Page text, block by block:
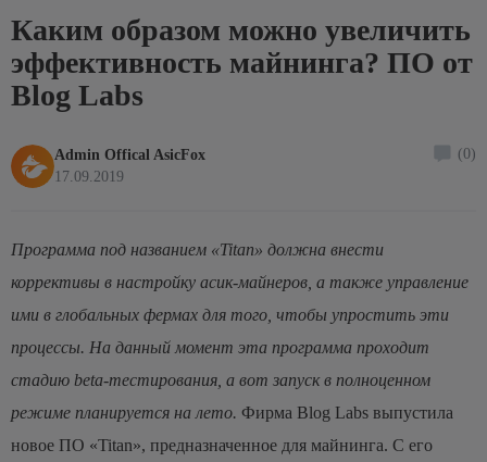
Каким образом можно увеличить
эффективность майнинга? ПО от
Blog Labs
Admin Offical AsicFox
17.09.2019
(0)
Программа под названием «Titan» должна внести
коррективы в настройку асик-майнеров, а также управление
ими в глобальных фермах для того, чтобы упростить эти
процессы. На данный момент эта программа проходит
стадию beta-тестирования, а вот запуск в полноценном
режиме планируется на лето. Фирма Blog Labs выпустила
новое ПО «Titan», предназначенное для майнинга. С его